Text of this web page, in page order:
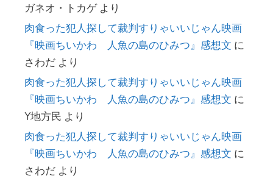
ガネオ・トカゲより
肉食った犯人探して裁判すりゃいいじゃん映画
『映画ちいかわ 人魚の島のひみつ』感想文 に
さわだ より
肉食った犯人探して裁判すりゃいいじゃん映画
『映画ちいかわ 人魚の島のひみつ』感想文 に
Y地方民 より
肉食った犯人探して裁判すりゃいいじゃん映画
『映画ちいかわ 人魚の島のひみつ』感想文 に
さわだ より